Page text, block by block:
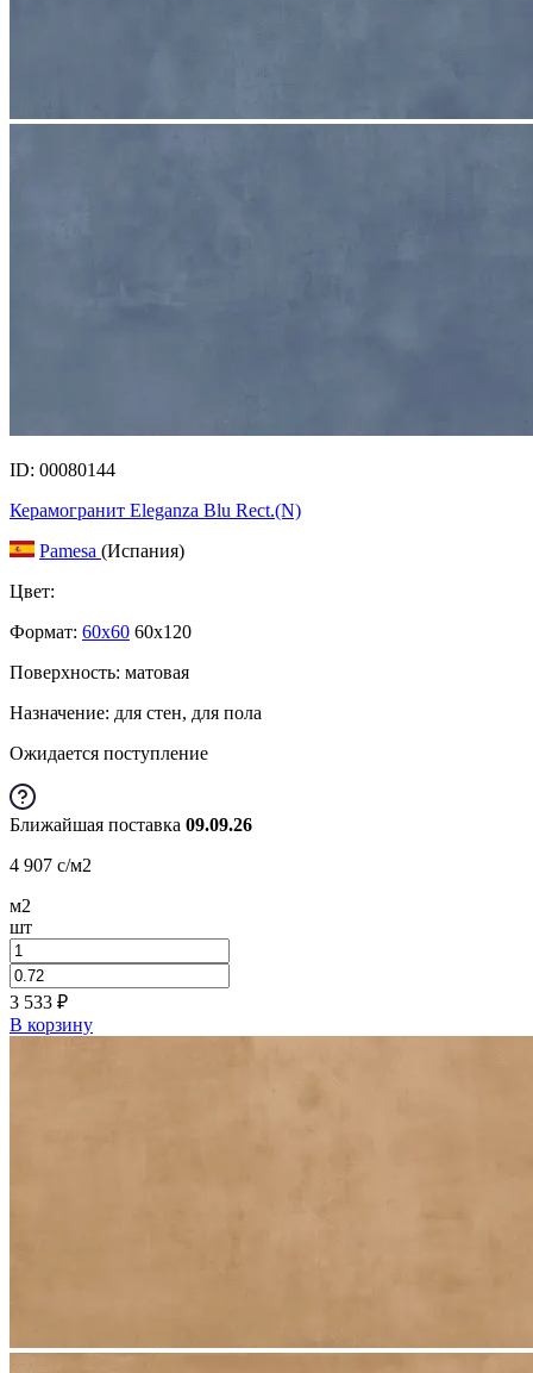
ID: 00080144
Керамогранит Eleganza Blu Rect.(N)
Pamesa (Испания)
Цвет:
Формат: 60x60 60x120
Поверхность: матовая
Назначение: для стен, для пола
Ожидается поступление
Ближайшая поставка 09.09.26
4 907 c/м2
м2
шт
3 533 ₽
В корзину